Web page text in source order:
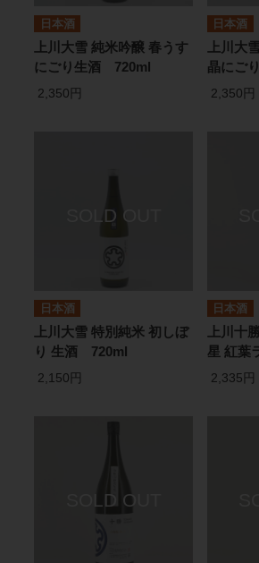
日本酒
上川大雪 純米吟醸 春うす
にごり生酒 720ml
2,350円
日本酒
上川大
晶にご
2,350円
日本酒
上川大雪 特別純米 初しぼ
り 生酒 720ml
2,150円
日本酒
上川十
星 紅葉
2,335円